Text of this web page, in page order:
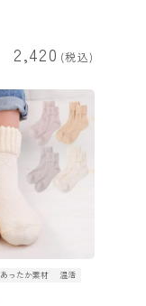
2,420 税込
あったか素材 温活